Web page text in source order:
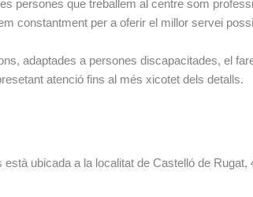
persones que treballem al centre som
constantment per a oferir el millor servei
adaptades a persones discapacitades, el
atenció fins al més xicotet dels detalls.
ubicada a la localitat de Castelló de